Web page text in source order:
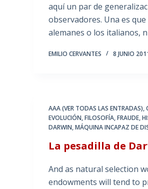
aquí un par de
observadores. Una es
alemanes o los italianos,
EMILIO CERVANTES 8 JUNIO
AAA (VER TODAS LAS ENTRADAS),
EVOLUCIÓN,FILOSOFÍA,FRAUDE,
DARWIN,MÁQUINA INCAPAZ DE
La pesadilla de
And as natural selection
endowments will tend to